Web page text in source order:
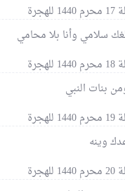
للهجرة
سلامي وأنا بلا محامي
للهجرة
بنات النبي
للهجرة
وينه
للهجرة